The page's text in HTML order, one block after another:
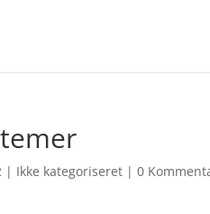
| Ikke kategoriseret |0